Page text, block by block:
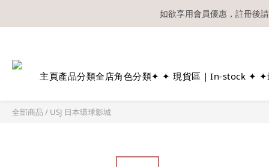
如欲享用會員優惠，註冊後
主頁產品分類全店角色分類✦ ✦ 現貨區｜In-stock ✦ ✦
全部商品 / USJ 日本環球影城